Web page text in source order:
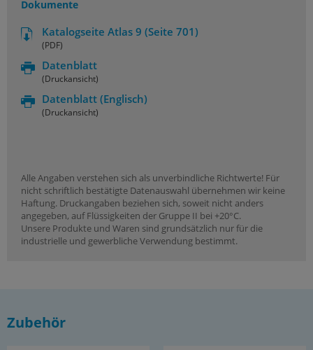
Dokumente
Katalogseite Atlas 9 (Seite 701)
(PDF)
Datenblatt
(Druckansicht)
Datenblatt (Englisch)
(Druckansicht)
Alle Angaben verstehen sich als unverbindliche Richtwerte! Für
nicht schriftlich bestätigte Datenauswahl übernehmen wir keine
Haftung. Druckangaben beziehen sich, soweit nicht anders
angegeben, auf Flüssigkeiten der Gruppe II bei +20°C.
Unsere Produkte und Waren sind grundsätzlich nur für die
industrielle und gewerbliche Verwendung bestimmt.
Zubehör